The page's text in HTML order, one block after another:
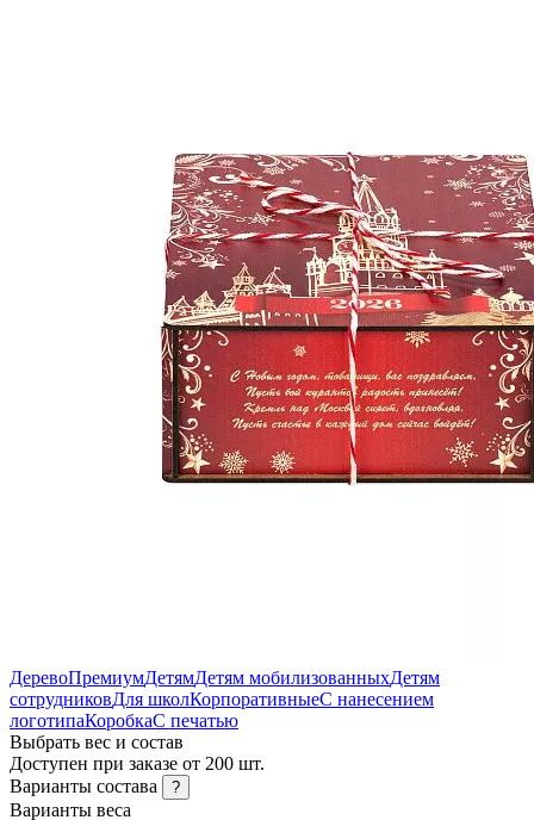
ДеревоПремиумДетямДетям мобилизованныхДетям
сотрудниковДля школКорпоративныеС нанесением
логотипаКоробкаС печатью
Выбрать вес и состав
Доступен при заказе от 200 шт.
Варианты состава
?
Варианты веса